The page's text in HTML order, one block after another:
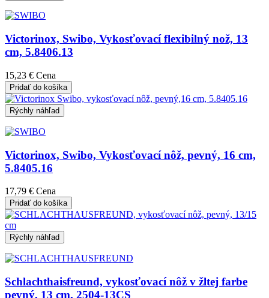
Victorinox, Swibo, Vykosťovací flexibilný nož, 13
cm, 5.8406.13
15,23 € Cena
Pridať do košíka
Rýchly náhľad
Victorinox, Swibo, Vykosťovací nôž, pevný, 16 cm,
5.8405.16
17,79 € Cena
Pridať do košíka
Rýchly náhľad
Schlachthaisfreund, vykosťovací nôž v žltej farbe
pevný, 13 cm, 2504-13CS